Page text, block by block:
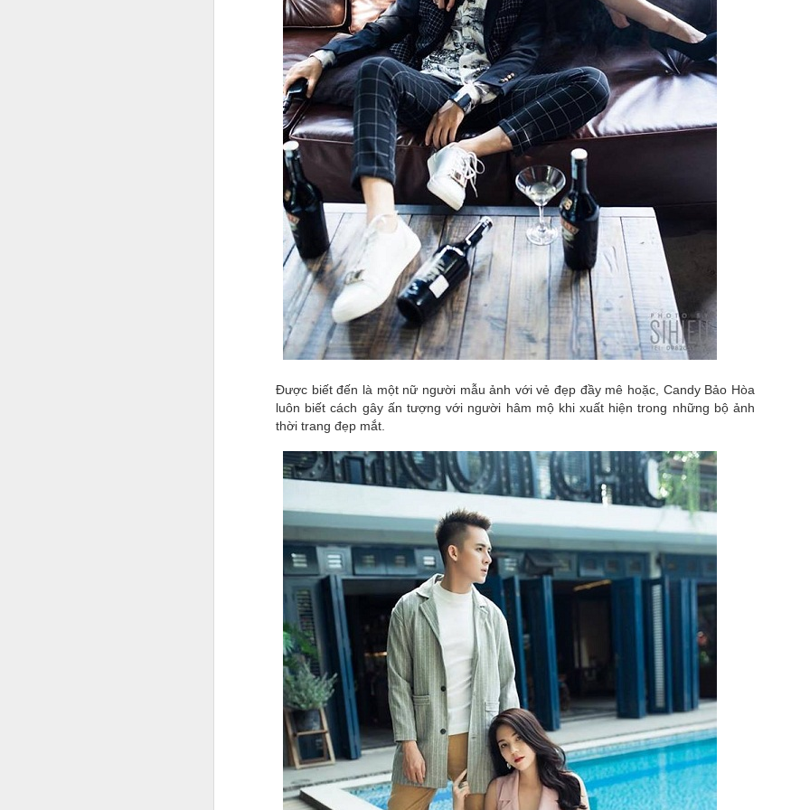
Được biết đến là một nữ người mẫu ảnh với vẻ đẹp đầy mê hoặc, Candy Bảo Hòa
luôn biết cách gây ấn tượng với người hâm mộ khi xuất hiện trong những bộ ảnh
thời trang đẹp mắt.
cool", mà là cool một cách… không cần cố.
APR
27
Đẳng Cấp Không Cần Lên Tiếng: Miss Quyn Si Và
Nghệ Thuật Tinh Giản
Giữa nhịp chảy không ngừng của Bangkok nơi thời trang đường phố
luôn cạnh tranh từng khoảnh khắc, Miss Quyn Si không cần cố gắng để
nổi bật. Cô đơn giản xuất hiện, và mọi thứ xung quanh dường như tự
động hạ tông.
Bộ blazer dáng dài được xử lý với độ chính xác gần như tuyệt đối:
phom vai sắc, đường cắt gọn, độ rũ vừa đủ để ôm lấy cơ thể mà không
hề gò bó.
22
Ao Zang và Miss Quyn Si ''gây bão'' với bộ ảnh mới
Không cần drama, không cần chiêu trò truyền thông rầm rộ, chỉ
một bộ ảnh mới cũng đủ khiến cộng đồng mạng “đứng ngồi không
yên” khi siêu mẫu Trung Quốc Ao Zang bất ngờ kết hợp cùng Miss
Quyn Si trong một concept thời trang mang màu sắc high-fashion cực
mạnh.
được xem là gương mặt mang “khí chất runway quốc tế”.
APR
21
SIÊU MẪU AO ZANG - KHI “VẺ ĐẸP LẠNH” TRỞ
THÀNH NGÔN NGỮ QUYỀN LỰC MỚI CỦA THỜI
TRANG CHÂU Á
Trong thế giới thời trang đang dần bão hòa bởi những gương mặt na ná
nhau, sự xuất hiện của Ao Zang mang đến một cảm giác khác biệt rõ
rệt không ồn ào, không phô trương, nhưng đủ sắc lạnh để khiến mọi ánh
nhìn phải dừng lại lâu hơn một nhịp.
Sở hữu chiều cao lý tưởng cùng tỷ lệ hình thể chuẩn mực của một high-
fashion model, Ao Zang không chỉ “mặc” trang phục, mà anh biến mỗi
bước đi thành một tuyên ngôn thị giác.
MAR
6
Nét kiêu sa của Hoa hậu Sắc đẹp người Việt Hà Linh
Trong bộ ảnh thời trang vừa được giới thiệu, Hoa hậu Sắc đẹp
Người Việt Hà Linh khiến người xem khó rời mắt khi xuất hiện
trong thiết kế dạ hội lộng lẫy, tôn trọn vẻ đẹp thanh lịch cùng vóc dáng
cân đối, gợi cảm nhưng vẫn đầy tinh tế.
Khoác lên mình chiếc váy dạ hội được thiết kế công phu với phom dáng
ôm sát, Hà Linh khéo léo khoe đường cong mềm mại cùng thần thái